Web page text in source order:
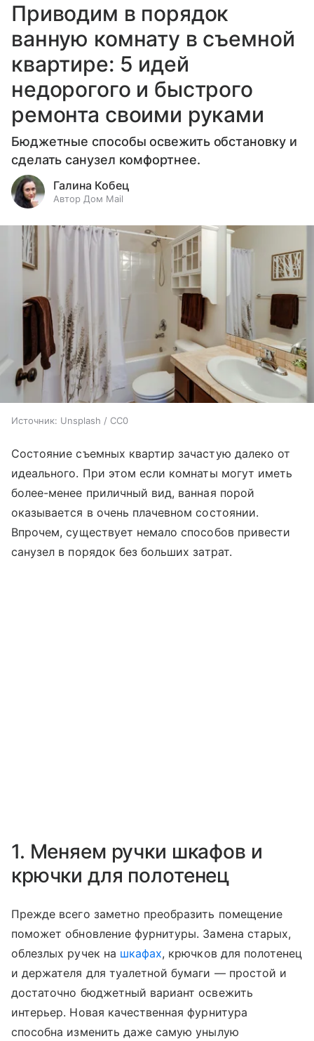
Приводим в порядок
ванную комнату в съемной
квартире: 5 идей
недорогого и быстрого
ремонта своими руками
Бюджетные способы освежить обстановку и
сделать санузел комфортнее.
Галина Кобец
Автор Дом Mail
Источник: Unsplash / CC0
Состояние съемных квартир зачастую далеко от
идеального. При этом если комнаты могут иметь
более-менее приличный вид, ванная порой
оказывается в очень плачевном состоянии.
Впрочем, существует немало способов привести
санузел в порядок без больших затрат.
1. Меняем ручки шкафов и
крючки для полотенец
Прежде всего заметно преобразить помещение
поможет обновление фурнитуры. Замена старых,
облезлых ручек на шкафах, крючков для полотенец
и держателя для туалетной бумаги — простой и
достаточно бюджетный вариант освежить
интерьер. Новая качественная фурнитура
способна изменить даже самую унылую